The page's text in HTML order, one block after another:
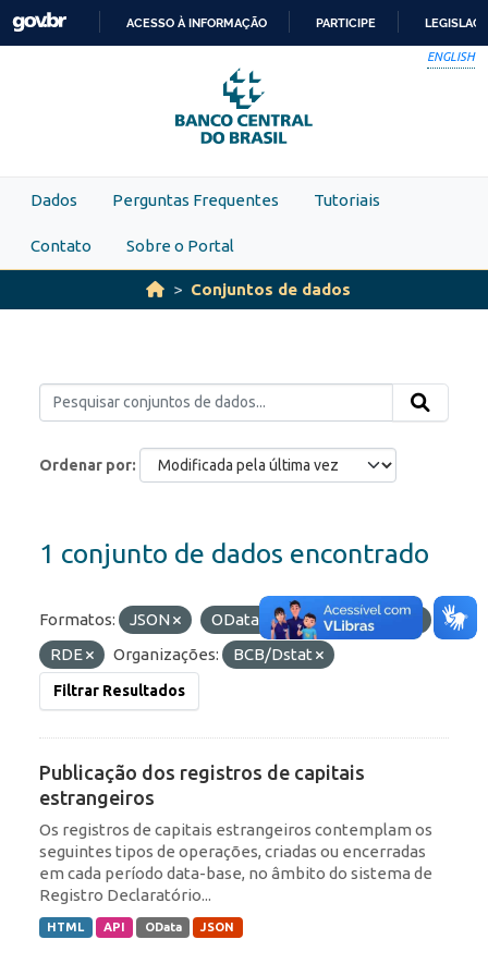
Skip to main content
PARA
O
CONTEÚDO
ACESSO À INFORMAÇÃO PARTICIPE
ENGLISH
Dados Perguntas Frequentes Tutoriais
Contato Sobre o Portal
Conjuntos de dados
Ordenar por
1 conjunto de dados encontrado
Formatos: JSON OData Etiquetas:
ROF
RDE
Organizações: BCB/Dstat
Filtrar Resultados
Publicação dos registros de capitais
estrangeiros
Os registros de capitais estrangeiros contemplam os
seguintes tipos de operações, criadas ou encerradas
em cada período data-base, no âmbito do sistema de
Registro Declaratório...
HTML API OData JSON